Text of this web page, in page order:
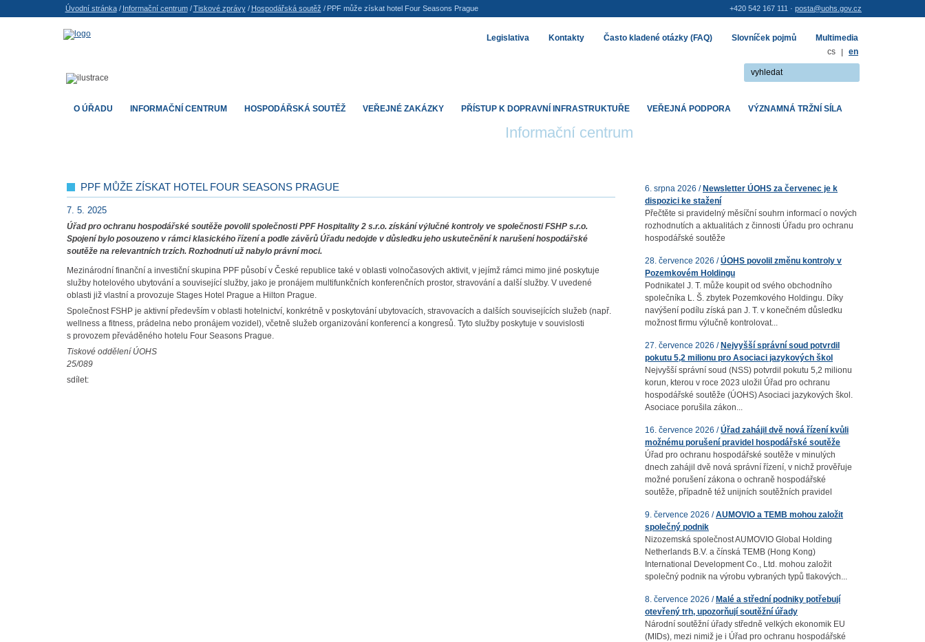
Informační centrum
PPF MŮŽE ZÍSKAT HOTEL FOUR SEASONS PRAGUE
7. 5. 2025
Úřad pro ochranu hospodářské soutěže povolil společnosti PPF Hospitality 2 s.r.o. získání výlučné kontroly ve společnosti FSHP s.r.o.
Spojení bylo posouzeno v rámci klasického řízení a podle závěrů Úřadu nedojde v důsledku jeho uskutečnění k narušení hospodářské
soutěže na relevantních trzích. Rozhodnutí už nabylo právní moci.
Mezinárodní finanční a investiční skupina PPF působí v České republice také v oblasti volnočasových aktivit, v jejímž rámci mimo jiné poskytuje
služby hotelového ubytování a související služby, jako je pronájem multifunkčních konferenčních prostor, stravování a další služby. V uvedené
oblasti již vlastní a provozuje Stages Hotel Prague a Hilton Prague.
Společnost FSHP je aktivní především v oblasti hotelnictví, konkrétně v poskytování ubytovacích, stravovacích a dalších souvisejících služeb (např.
wellness a fitness, prádelna nebo pronájem vozidel), včetně služeb organizování konferencí a kongresů. Tyto služby poskytuje v souvislosti
s provozem převáděného hotelu Four Seasons Prague.
Tiskové oddělení ÚOHS
25/089
sdílet:
6. srpna 2026 / Newsletter ÚOHS za červenec je k
dispozici ke stažení
Přečtěte si pravidelný měsíční souhrn informací o nových
rozhodnutích a aktualitách z činnosti Úřadu pro ochranu
hospodářské soutěže
28. července 2026 /ÚOHS povolil změnu kontroly v
Pozemkovém Holdingu
Podnikatel J. T. může koupit od svého obchodního
společníka L. Š. zbytek Pozemkového Holdingu. Díky
navýšení podílu získá pan J. T. v konečném důsledku
možnost firmu výlučně kontrolovat...
27. července 2026 / Nejvyšší správní soud potvrdil
pokutu 5,2 milionu pro Asociaci jazykových škol
Nejvyšší správní soud (NSS) potvrdil pokutu 5,2 milionu
korun, kterou v roce 2023 uložil Úřad pro ochranu
hospodářské soutěže (ÚOHS) Asociaci jazykových škol.
Asociace porušila zákon...
16. července 2026 /Úřad zahájil dvě nová řízení kvůli
možnému porušení pravidel hospodářské soutěže
Úřad pro ochranu hospodářské soutěže v minulých
dnech zahájil dvě nová správní řízení, v nichž prověřuje
možné porušení zákona o ochraně hospodářské
soutěže, případně též unijních soutěžních pravidel
9. července 2026 /AUMOVIO a TEMB mohou založit
společný podnik
Nizozemská společnost AUMOVIO Global Holding
Netherlands B.V. a čínská TEMB (Hong Kong)
International Development Co., Ltd. mohou založit
společný podnik na výrobu vybraných typů tlakových...
8. července 2026 / Malé a střední podniky potřebují
otevřený trh, upozorňují soutěžní úřady
Národní soutěžní úřady středně velkých ekonomik EU
(MIDs), mezi nimiž je i Úřad pro ochranu hospodářské
O ÚŘADU INFORMAČNÍ CENTRUM HOSPODÁŘSKÁ SOUTĚŽ VEŘEJNÉ ZAKÁZKY PŘÍSTUP K DOPRAVNÍ INFRASTRUKTUŘE VEŘEJNÁ PODPORA VÝZNAMNÁ TRŽNÍ SÍLA
Legislativa Kontakty Často kladené otázky (FAQ) Slovníček pojmů
Multimedia
cs
| en
Úvodní stránka/ Informační centrum/ Tiskové zprávy/ Hospodářská soutěž / PPF může získat hotel Four Seasons Prague +420 542 167 111 · posta@uohs.gov.cz